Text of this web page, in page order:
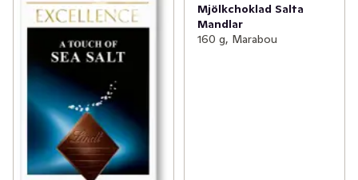
Mjölkchoklad Salta
Mandlar
160 g, Marabou